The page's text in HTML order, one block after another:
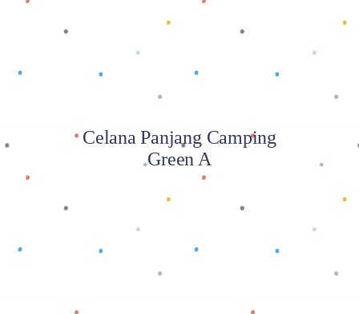
Celana Panjang Camping
Green A